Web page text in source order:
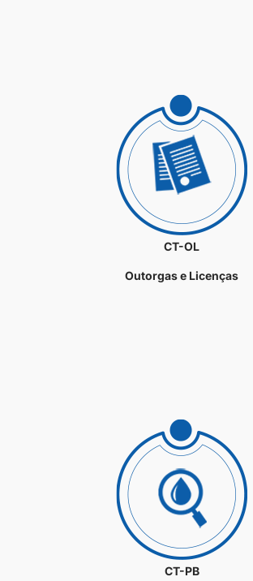
CT-OL
Outorgas e Licenças
CT-PB